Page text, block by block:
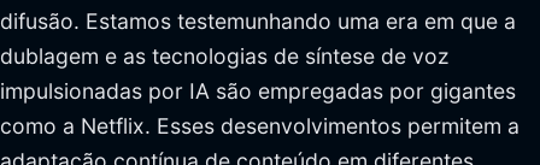
difusão. Estamos testemunhando uma era em que a
dublagem e as tecnologias de síntese de voz
impulsionadas por IA são empregadas por gigantes
como a Netflix. Esses desenvolvimentos permitem a